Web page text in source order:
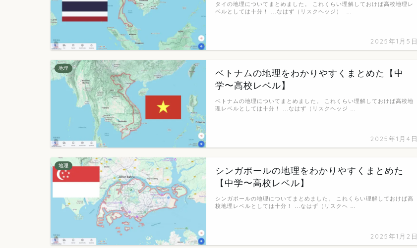
2025年1月5日
タイの地理についてまとめました。 これくらい理解しておけば高校地理レ
ベルとしては十分！ ...なはず（リスクヘッジ） …
地理
ベトナムの地理をわかりやすくまとめた【中
学〜高校レベル】
2025年1月4日
ベトナムの地理についてまとめました。 これくらい理解しておけば高校地
理レベルとしては十分！ ...なはず（リスクヘッジ …
地理
シンガポールの地理をわかりやすくまとめた
【中学〜高校レベル】
2025年1月2日
シンガポールの地理についてまとめました。 これくらい理解しておけば高
校地理レベルとしては十分！ ...なはず（リスクヘ …